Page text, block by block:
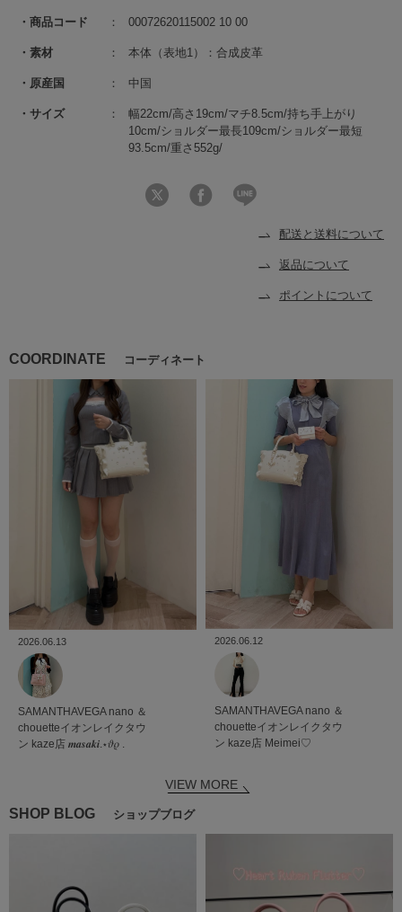
商品コード 00072620115002 10 00
素材 本体（表地1）：合成皮革
原産国 中国
サイズ
幅22cm/高さ19cm/マチ8.5cm/持ち手上がり
10cm/ショルダー最長109cm/ショルダー最短
93.5cm/重さ552g/
配送と送料について
返品について
ポイントについて
COORDINATE コーディネート
2026.06.13
SAMANTHAVEGA nano ＆
chouetteイオンレイクタウ
ン kaze店 𝒎𝒂𝒔𝒂𝒌𝒊.⋆𝜗𝜚 .
2026.06.12
SAMANTHAVEGA nano ＆
chouetteイオンレイクタウ
ン kaze店 Meimei♡
VIEW MORE
SHOP BLOG ショップブログ